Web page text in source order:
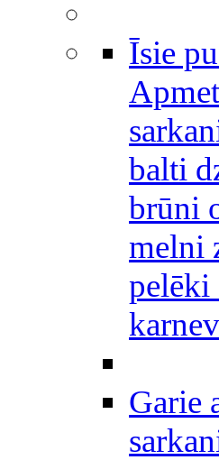
Īsie
balti
brūni
melni
pelēki
Garie